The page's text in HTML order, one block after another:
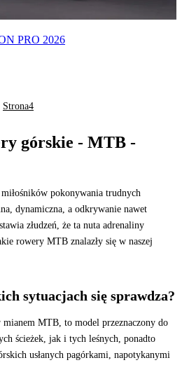
PRO 2026
Strona4
górskie - MTB -
pokonywania trudnych
dynamiczna, a odkrywanie nawet
złudzeń, że ta nuta adrenaliny
rowery MTB znalazły się w naszej
sytuacjach się sprawdza?
MTB, to model przeznaczony do
ścieżek, jak i tych leśnych, ponadto
usłanych pagórkami, napotykanymi